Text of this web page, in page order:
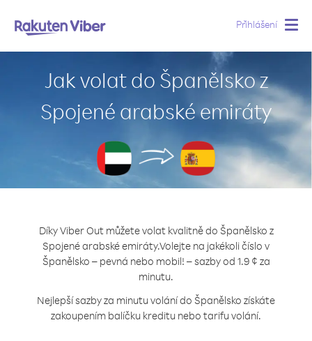
Přihlášení
Jak volat do Španělsko z
Spojené arabské emiráty
Díky Viber Out můžete volat kvalitně do Španělsko z
Spojené arabské emiráty.Volejte na jakékoli číslo v
Španělsko – pevná nebo mobil! – sazby od 1.9 ¢ za
minutu.
Nejlepší sazby za minutu volání do Španělsko získáte
zakoupením balíčku kreditu nebo tarifu volání.